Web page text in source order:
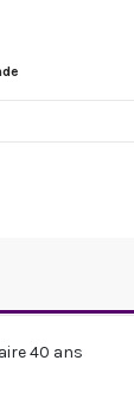
40 ans